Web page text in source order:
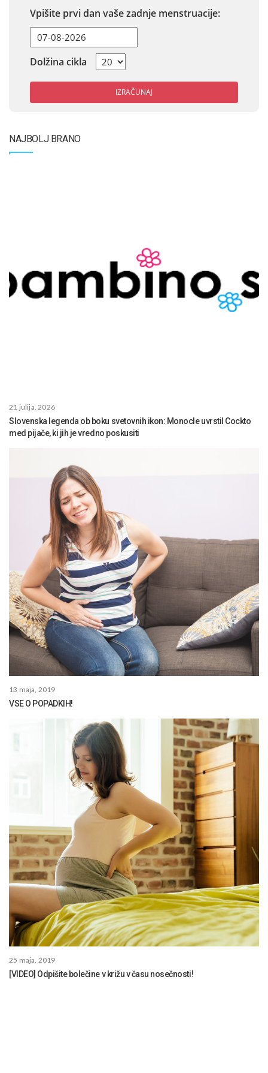
Vpišite prvi dan vaše zadnje menstruacije:
Dolžina cikla
IZRAČUNAJ
NAJBOLJ BRANO
21 julija, 2026
Slovenska legenda ob boku svetovnih ikon: Monocle uvrstil Cockto
med pijače, ki jih je vredno poskusiti
13 maja, 2019
VSE O POPADKIH!
25 maja, 2019
[VIDEO] Odpišite bolečine v križu v času nosečnosti!